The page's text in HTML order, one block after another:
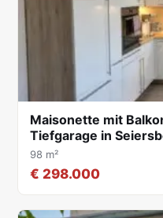
Maisonette mit
Tiefgarage in
98 m²
€ 298.000